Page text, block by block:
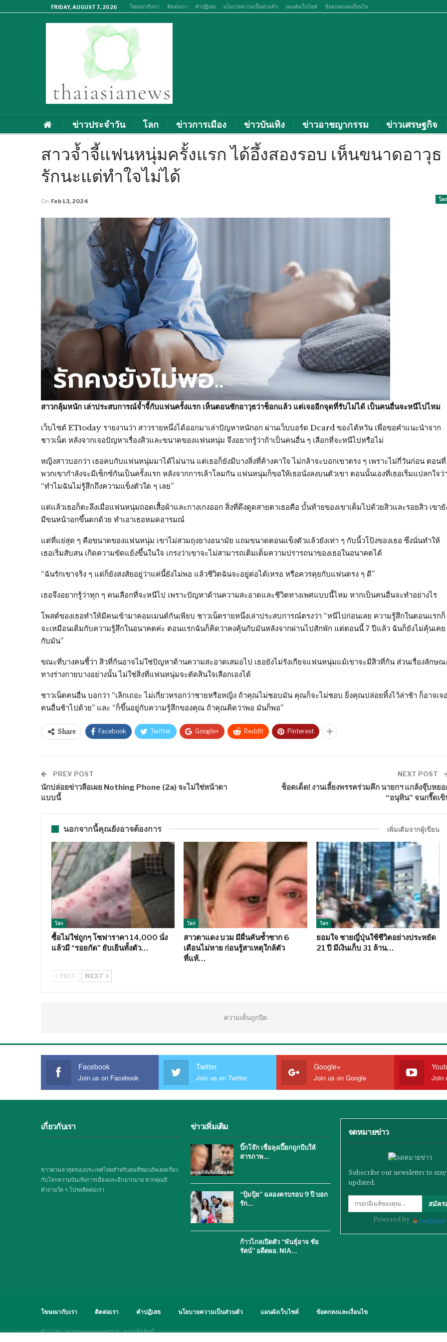
FRIDAY, AUGUST 7, 2026 โฆษณากับเรา ติดต่อเรา คำปฏิเสธ นโยบายความเป็นส่วนตัว แผนผังเว็บไซต์ ข้อตกลงและเงื่อนไข
ข่าวประจำวัน โลก ข่าวการเมือง ข่าวบันเทิง ข่าวอาชญากรรม ข่าวเศรษฐกิจ
สาวจ้ำจี้แฟนหนุ่มครั้งแรก ได้อึ้งสองรอบ เห็นขนาดอาวุธ
รักนะแต่ทำใจไม่ได้
โลก
On Feb 13, 2024
สาวกลุ้มหนัก เล่าประสบการณ์จ้ำจี้กับแฟนครั้งแรก เห็นตอนชักอาวุธว่าช็อกแล้ว แต่เจออีกจุดที่รับไม่ได้ เป็นคนอื่นจะหนีไปไหม
เว็บไซต์ ETtoday รายงานว่า สาวรายหนึ่งได้ออกมาเล่าปัญหาหนักอก ผ่านเว็บบอร์ด Dcard ของไต้หวัน เพื่อขอคำแนะนำจาก
ชาวเน็ต หลังจากเจอปัญหาเรื่องสิวและขนาดของแฟนหนุ่ม จึงอยากรู้ว่าถ้าเป็นคนอื่น ๆ เลือกที่จะหนีไปหรือไม่
หญิงสาวบอกว่า เธอคบกับแฟนหนุ่มมาได้ไม่นาน แต่เธอก็ยังมีบางสิ่งที่ค้างคาใจ ไม่กล้าจะบอกเขาตรง ๆ เพราะไม่กี่วันก่อน ตอนที่
พวกเขากำลังจะมีเซ็กซ์กันเป็นครั้งแรก หลังจากการเล้าโลมกัน แฟนหนุ่มก็ขอให้เธอนั่งลงบนตัวเขา ตอนนั้นเองที่เธอเริ่มแปลกใจว่า
“ทำไมฉันไม่รู้สึกถึงความแข็งตัวใด ๆ เลย”
แต่แล้วเธอก็ตะลึงเมื่อแฟนหนุ่มถอดเสื้อผ้าและกางเกงออก สิ่งที่ดึงดูดสายตาเธอคือ บั้นท้ายของเขาเต็มไปด้วยสิวและรอยสิว เขายั
มีขนหน้าอกขึ้นดกด้วย ทำเอาเธอหมดอารมณ์
แต่ที่แย่สุด ๆ คือขนาดของแฟนหนุ่ม เขาไม่สวมถุงยางอนามัย แถมขนาดตอนแข็งตัวแล้วยังเท่า ๆ กับนิ้วโป้งของเธอ ซึ่งนั่นทำให้
เธอเริ่มสับสน เกิดความขัดแย้งขึ้นในใจ เกรงว่าเขาจะไม่สามารถเติมเต็มความปรารถนาของเธอในอนาคตได้
“ฉันรักเขาจริง ๆ แต่ก็ยังสงสัยอยู่ว่าแค่นี้ยังไม่พอ แล้วชีวิตฉันจะอยู่ต่อได้เหรอ หรือควรคุยกับแฟนตรง ๆ ดี”
เธอจึงอยากรู้ว่าทุก ๆ คนเลือกที่จะหนีไป เพราะปัญหาด้านความสะอาดและชีวิตทางเพศแบบนี้ไหม หากเป็นคนอื่นจะทำอย่างไร
โพสต์ของเธอทำให้มีคนเข้ามาคอมเมนต์กันเพียบ ชาวเน็ตรายหนึ่งเล่าประสบการณ์ตรงว่า “หนีไปก่อนเลย ความรู้สึกในตอนแรกก็
จะเหมือนเดิมกับความรู้สึกในอนาคตค่ะ ตอนแรกฉันก็คิดว่าคงคุ้นกับมันหลังจากผ่านไปสักพัก แต่ตอนนี้ 7 ปีแล้ว ฉันก็ยังไม่คุ้นเคย
กับมัน”
ขณะที่บางคนชี้ว่า สิวที่ก้นอาจไม่ใช่ปัญหาด้านความสะอาดเสมอไป เธอยังไม่รังเกียจแฟนหนุ่มแม้เขาจะมีสิวที่ก้น ส่วนเรื่องลักษณ
ทางร่างกายบางอย่างนั้น ไม่ใช่สิ่งที่แฟนหนุ่มจะตัดสินใจเลือกเองได้
ชาวเน็ตคนอื่น บอกว่า “เลิกเถอะ ไม่เกี่ยวหรอกว่าชายหรือหญิง ถ้าคุณไม่ชอบมัน คุณก็จะไม่ชอบ ยิ่งคุณปล่อยทิ้งไว้ล่าช้า ก็อาจเจอ
คนอื่นช้าไปด้วย” และ “ก็ขึ้นอยู่กับความรู้สึกของคุณ ถ้าคุณคิดว่าพอ มันก็พอ”
Share Facebook Twitter Google+ ReddIt Pinterest
PREV POST
นักปล่อยข่าวลือเผย Nothing Phone (2a) จะไม่ใช่หน้าตา
แบบนี้
NEXT POST
ช็อตเด็ด! งานเลี้ยงพรรคร่วมคึก นายกฯ แกล้งจุ๊บหย
“อนุทิน” จนกรี๊ดเขิ
นอกจากนี้คุณยังอาจต้องการ เพิ่มเติมจากผู้เขียน
โลก
ซื้อไม่ใช่ถูกๆ โซฟาราคา 14,000 นั่ง
แล้วมี “รอยกัด” ยับเยินทั้งตัว…
โลก
สาวตาแดง บวม มีผื่นคันซ้ำซาก 6
เดือนไม่หาย ก่อนรู้สาเหตุใกล้ตัว
ที่แท้…
โลก
ยอมใจ ชายญี่ปุ่นใช้ชีวิตอย่างประหยัด
21 ปี มีเงินเก็บ 31 ล้าน…
PREV NEXT
ความเห็นถูกปิด
Facebook
Join us on Facebook
Twitter
Join us on Twitter
Google+
Join us on Google Join
เกี่ยวกับเรา
ข่าวด่วนล่าสุดของประเทศไทยสำหรับคนที่ชอบอัพเดทเกี่ยว
กับโลกความบันเทิงการเมืองและอีกมากมาย หากคุณมี
คำถามใด ๆ โปรดติดต่อเรา
ข่าวเพิ่มเติม
บิ๊กโจ๊ก เชื่อลุงเปี๊ยกถูกบีบให้
สารภาพ…
“ปุ้มปุ้ย” ฉลองครบรอบ 9 ปี บอก
รัก…
ก้าวไกลเปิดตัว “พันธุ์อาจ ชัย
รัตน์” อดีตผอ. NIA…
จดหมายข่าว
Subscribe our newsletter to stay
updated.
สมัคร
Powered by
โฆษณากับเรา ติดต่อเรา คำปฏิเสธ นโยบายความเป็นส่วนตัว แผนผังเว็บไซต์ ข้อตกลงและเงื่อนไข
© 2026 - %%thaiasianews%%. สงวนลิขสิทธิ์.